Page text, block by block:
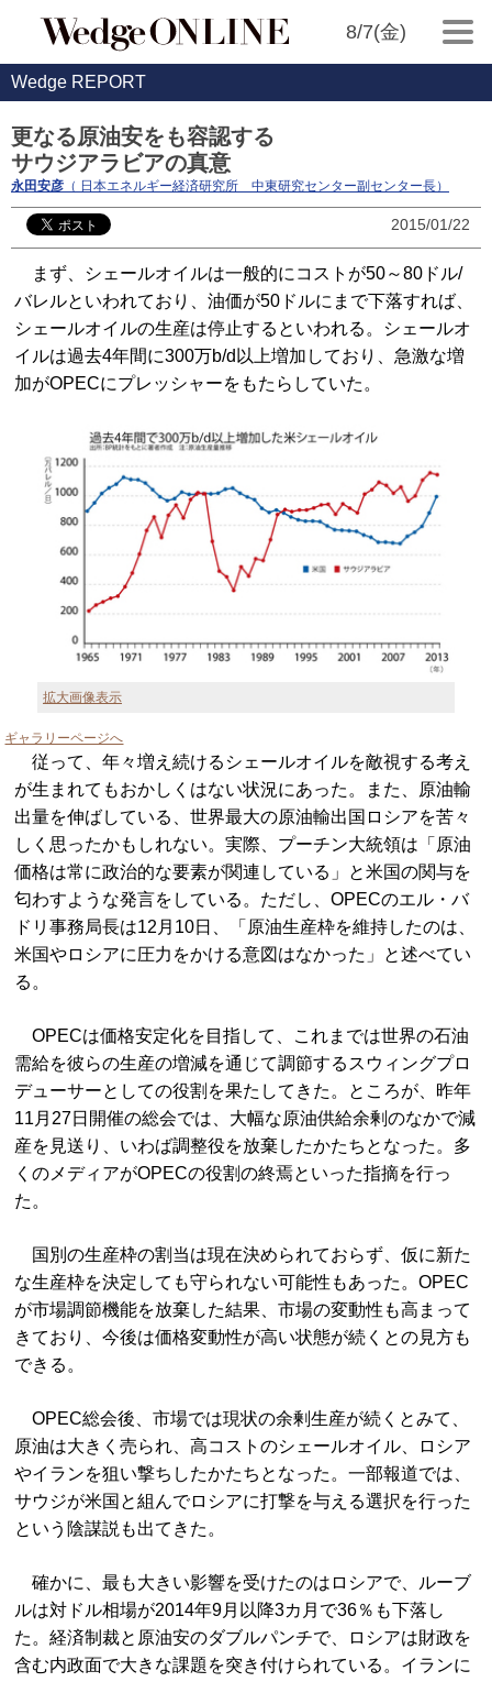
8/7(金)
Wedge REPORT
更なる原油安をも容認する
サウジアラビアの真意
永田安彦 （ 日本エネルギー経済研究所 中東研究センター副センター長）
2015/01/22
まず、シェールオイルは一般的にコストが50～80ドル/
バレルといわれており、油価が50ドルにまで下落すれば、
シェールオイルの生産は停止するといわれる。シェールオ
イルは過去4年間に300万b/d以上増加しており、急激な増
加がOPECにプレッシャーをもたらしていた。
拡大画像表示
ギャラリーページへ
従って、年々増え続けるシェールオイルを敵視する考え
が生まれてもおかしくはない状況にあった。また、原油輸
出量を伸ばしている、世界最大の原油輸出国ロシアを苦々
しく思ったかもしれない。実際、プーチン大統領は「原油
価格は常に政治的な要素が関連している」と米国の関与を
匂わすような発言をしている。ただし、OPECのエル・バ
ドリ事務局長は12月10日、「原油生産枠を維持したのは、
米国やロシアに圧力をかける意図はなかった」と述べてい
る。
OPECは価格安定化を目指して、これまでは世界の石油
需給を彼らの生産の増減を通じて調節するスウィングプロ
デューサーとしての役割を果たしてきた。ところが、昨年
11月27日開催の総会では、大幅な原油供給余剰のなかで減
産を見送り、いわば調整役を放棄したかたちとなった。多
くのメディアがOPECの役割の終焉といった指摘を行っ
た。
国別の生産枠の割当は現在決められておらず、仮に新た
な生産枠を決定しても守られない可能性もあった。OPEC
が市場調節機能を放棄した結果、市場の変動性も高まって
きており、今後は価格変動性が高い状態が続くとの見方も
できる。
OPEC総会後、市場では現状の余剰生産が続くとみて、
原油は大きく売られ、高コストのシェールオイル、ロシア
やイランを狙い撃ちしたかたちとなった。一部報道では、
サウジが米国と組んでロシアに打撃を与える選択を行った
という陰謀説も出てきた。
確かに、最も大きい影響を受けたのはロシアで、ルーブ
ルは対ドル相場が2014年9月以降3カ月で36％も下落し
た。経済制裁と原油安のダブルパンチで、ロシアは財政を
含む内政面で大きな課題を突き付けられている。イランに